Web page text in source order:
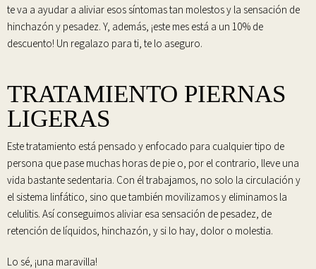
te va a ayudar a aliviar esos síntomas tan molestos y la sensación de
hinchazón y pesadez. Y, además, ¡este mes está a un 10% de
descuento! Un regalazo para ti, te lo aseguro.
TRATAMIENTO PIERNAS
LIGERAS
Este tratamiento está pensado y enfocado para cualquier tipo de
persona que pase muchas horas de pie o, por el contrario, lleve una
vida bastante sedentaria. Con él trabajamos, no solo la circulación y
el sistema linfático, sino que también movilizamos y eliminamos la
celulitis. Así conseguimos aliviar esa sensación de pesadez, de
retención de líquidos, hinchazón, y si lo hay, dolor o molestia.
Lo sé, ¡una maravilla!